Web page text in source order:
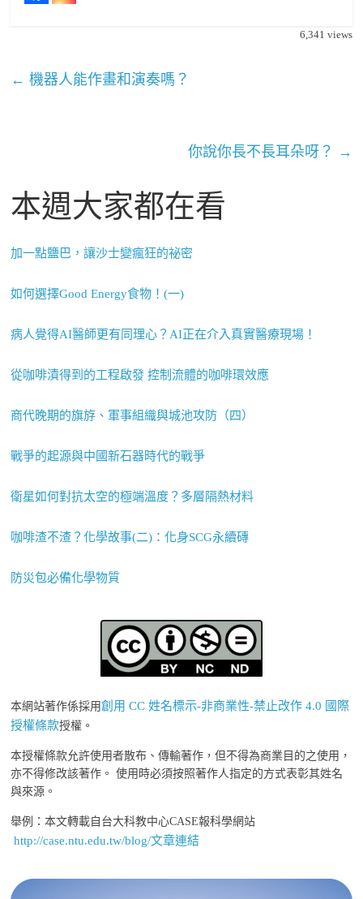
6,341 views
← 機器人能作畫和演奏嗎？
你說你長不長耳朵呀？ →
本週大家都在看
加一點鹽巴，讓沙士變瘋狂的祕密
如何選擇Good Energy食物！(一)
病人覺得AI醫師更有同理心？AI正在介入真實醫療現場！
從咖啡漬得到的工程啟發 控制流體的咖啡環效應
商代晚期的旗斿、軍事組織與城池攻防（四）
戰爭的起源與中國新石器時代的戰爭
衛星如何對抗太空的極端溫度？多層隔熱材料
咖啡渣不渣？化學故事(二)：化身SCG永續磚
防災包必備化學物質
本網站著作係採用創用 CC 姓名標示-非商業性-禁止改作 4.0 國際
授權條款授權。
本授權條款允許使用者散布、傳輸著作，但不得為商業目的之使用，
亦不得修改該著作。 使用時必須按照著作人指定的方式表彰其姓名
與來源。
舉例：本文轉載自台大科教中心CASE報科學網站
http://case.ntu.edu.tw/blog/文章連結